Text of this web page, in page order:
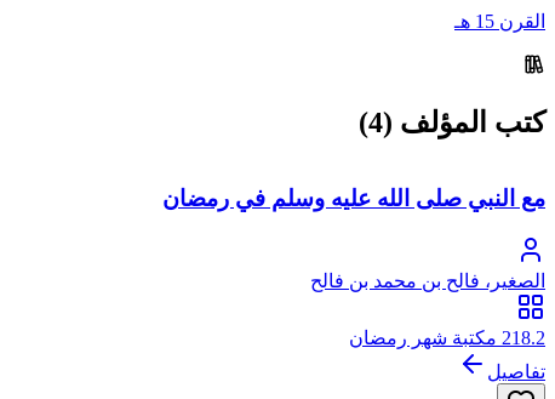
القرن 15 هـ
كتب المؤلف (4)
مع النبي صلى الله عليه وسلم في رمضان
الصغير، فالح بن محمد بن فالح
218.2 مكتبة شهر رمضان
تفاصيل